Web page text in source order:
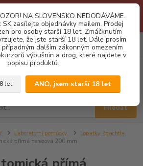
podmínek. Firemní zájemci o naše
objednávky mailovou cestou. Děkujeme!
NA SLOVENSKO NEDODÁVÁME.
SK zasílejte objednávky mailem. Prodej
pro osoby starší 18 let. Zmáčknutím
že jste starší 18 let. Dále prosím
dalším zákonným omezením
výbušnin a drog, které najdete v
popisu produktů.
let ANO, jsem starší 18 let
Menu
CZK
Hledat
0
za0,00 Kč
Laboratorní pomůcky
Lopatky, špachtle,
přímá nerezová 200 mm